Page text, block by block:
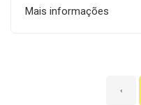
Mais informações
‹